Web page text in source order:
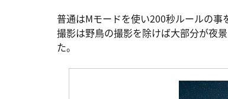
普通はMモードを使い200秒ルールの
撮影は野鳥の撮影を除けば大部分が夜
た。